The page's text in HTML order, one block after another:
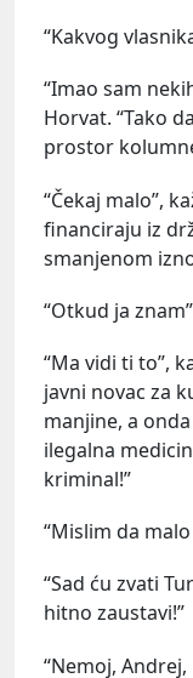
“Kakvog
“Imao sam
Horvat. “Tako
prostor
“Čekaj malo”,
financiraju iz
smanjenom
“Otkud ja
“Ma vidi ti to”,
javni novac za
manjine, a
ilegalna
kriminal!”
“Mislim da
“Sad ću zvati
hitno zaustavi!”
“Nemoj,